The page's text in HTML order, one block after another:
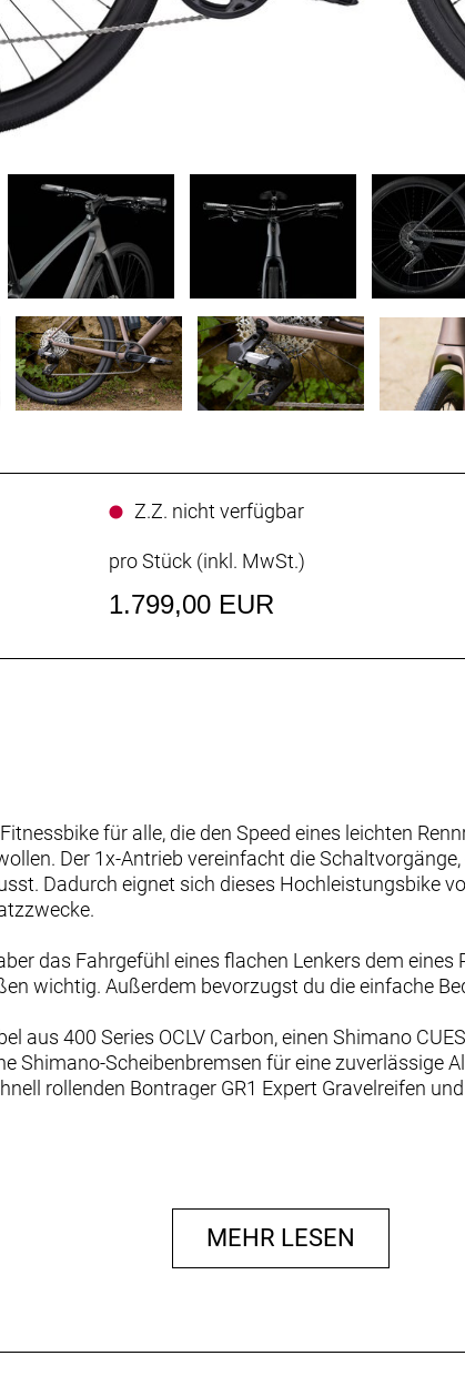
Z.Z. nicht verfügbar
pro Stück (inkl. MwSt.)
1.799,00 EUR
für alle, die den Speed eines leichten
Der 1x-Antrieb vereinfacht die
Dadurch eignet sich dieses Hochleistungsbike
das Fahrgefühl eines flachen Lenkers dem
wichtig. Außerdem bevorzugst du die einfache
aus 400 Series OCLV Carbon, einen Shimano
Shimano-Scheibenbremsen für eine zuverlässige
rollenden Bontrager GR1 Expert Gravelreifen
Übersetzungsspanne mit der einfachen
von Carbon, ohne dafür allzu tief in die
schnelle Gruppenausfahrten keineswegs zu
MEHR LESEN